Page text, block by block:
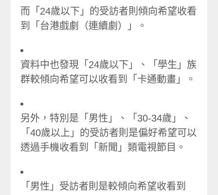
而「24歲以下」的受訪者則傾向希望收看
到「台港戲劇（連續劇）」。
資料中也發現「24歲以下」、「學生」族
群較傾向希望可以收看到「卡通動畫」。
另外，特別是「男性」、「30-34歲」、
「40歲以上」的受訪者則是偏好希望可以
透過手機收看到「新聞」類電視節目。
「男性」受訪者則是較傾向希望收看到